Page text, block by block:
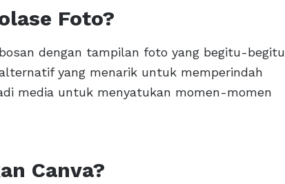
Foto?
dengan tampilan foto yang begitu-begitu
yang menarik untuk memperindah
media untuk menyatukan momen-momen
Canva?